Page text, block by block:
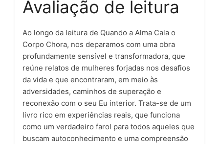
Avaliação de leitura
Ao longo da leitura de Quando a Alma Cala o
Corpo Chora, nos deparamos com uma obra
profundamente sensível e transformadora, que
reúne relatos de mulheres forjadas nos desafios
da vida e que encontraram, em meio às
adversidades, caminhos de superação e
reconexão com o seu Eu interior. Trata-se de um
livro rico em experiências reais, que funciona
como um verdadeiro farol para todos aqueles que
buscam autoconhecimento e uma compreensão